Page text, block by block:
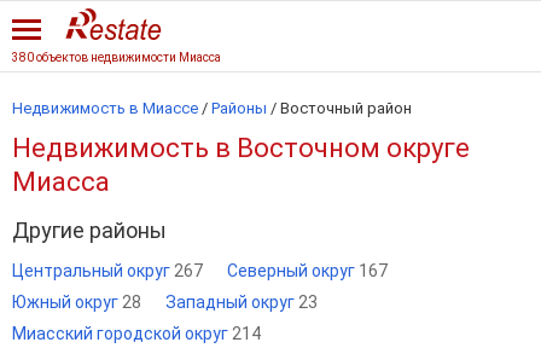
380 объектов недвижимости Миасса
Недвижимость в Миассе / Районы / Восточный район
Недвижимость в Восточном округе
Миасса
Другие районы
Центральный округ 267 Северный округ 167
Южный округ 28 Западный округ 23
Миасский городской округ 214